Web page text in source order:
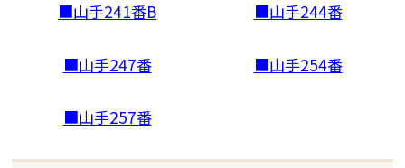
■山手241番B ■山手244番
■山手247番 ■山手254番
■山手257番